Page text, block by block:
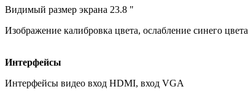
Видимый размер экрана 23.8 "
Изображение калибровка цвета, ослабление синего цвета
Интерфейсы
Интерфейсы видео вход HDMI, вход VGA